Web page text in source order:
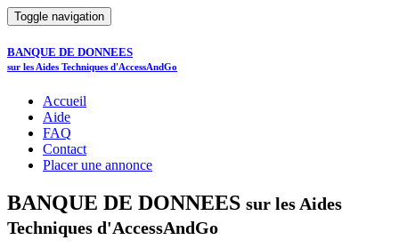
Toggle navigation
BANQUE DE DONNEES
sur les Aides Techniques d'AccessAndGo
Accueil
Aide
FAQ
Contact
Placer une annonce
BANQUE DE DONNEES sur les Aides
Techniques d'AccessAndGo